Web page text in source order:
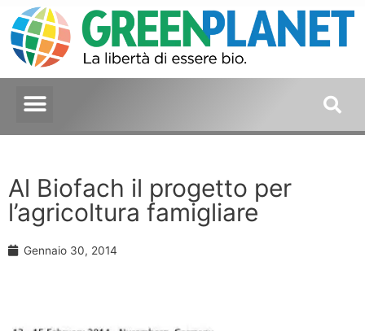
Al Biofach il progetto per
l’agricoltura famigliare
Gennaio 30, 2014